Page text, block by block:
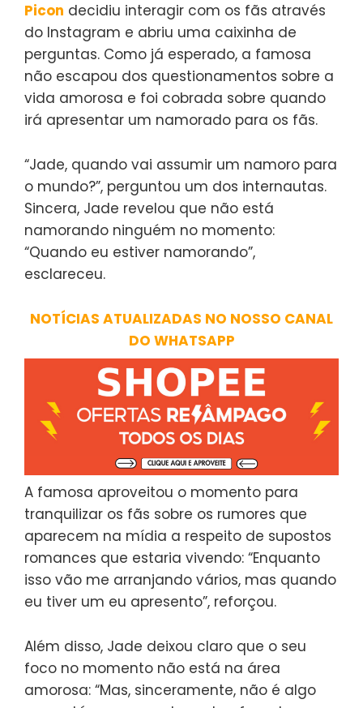
Picon decidiu interagir com os fãs através
do Instagram e abriu uma caixinha de
perguntas. Como já esperado, a famosa
não escapou dos questionamentos sobre a
vida amorosa e foi cobrada sobre quando
irá apresentar um namorado para os fãs.
“Jade, quando vai assumir um namoro para
o mundo?”, perguntou um dos internautas.
Sincera, Jade revelou que não está
namorando ninguém no momento:
“Quando eu estiver namorando”,
esclareceu.
NOTÍCIAS ATUALIZADAS NO NOSSO CANAL
DO WHATSAPP
A famosa aproveitou o momento para
tranquilizar os fãs sobre os rumores que
aparecem na mídia a respeito de supostos
romances que estaria vivendo: “Enquanto
isso vão me arranjando vários, mas quando
eu tiver um eu apresento”, reforçou.
Além disso, Jade deixou claro que o seu
foco no momento não está na área
amorosa: “Mas, sinceramente, não é algo